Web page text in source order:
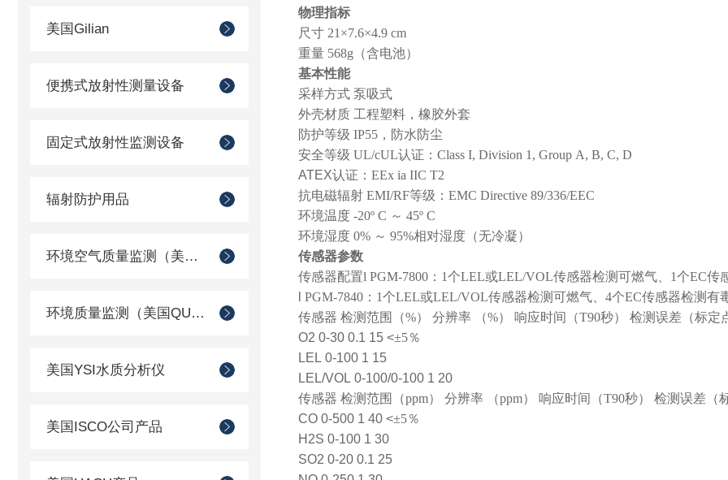
美国Gilian
便携式放射性测量设备
固定式放射性监测设备
辐射防护用品
环境空气质量监测（美国Met one）
环境质量监测（美国QUEST）
美国YSI水质分析仪
美国ISCO公司产品
物理指标
尺寸 21 ×7.6×4.9 cm
重量 568g （含电池）
基本性能
采样方式 泵吸式
外壳材质 工程塑料，橡胶外套
防护等级 IP55，防水防尘
安全等级 UL/cUL认证： Class I, Division 1, Group A, B, C, D
ATEX认证： EEx ia IIC T2
抗电磁辐射 EMI/RF等级： EMC Directive 89/336/EEC
环境温度 -20º C ～ 45º C
环境湿度 0% ～ 95%相对湿度（无冷凝）
传感器参数
传感器配置l PGM-7800： 1个LEL或LEL/VOL传感器检测可燃气、 1个EC传
PGM-7840： 1个LEL或LEL/VOL传感器检测可燃气、 4个EC传感器检测有
传感器 检测范围
（%） 分辨率 （%） 响应时间 （T90秒） 检测误差（标定
O2 0-30 0.1 15 <±5％
LEL 0-100 1 15
LEL/VOL 0-100/0-100 1 20
传感器 检测范围
（ppm） 分辨率 （ppm） 响应时间 （T90秒） 检测误差（
CO 0-500 1 40 <±5％
H2S 0-100 1 30
SO2 0-20 0.1 25